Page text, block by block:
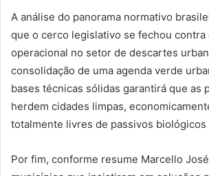
A análise do panorama normativo
que o cerco legislativo se fechou contra
operacional no setor de descartes
consolidação de uma agenda verde
bases técnicas sólidas garantirá que as
herdem cidades limpas,
totalmente livres de passivos biológicos
Por fim, conforme resume Marcello